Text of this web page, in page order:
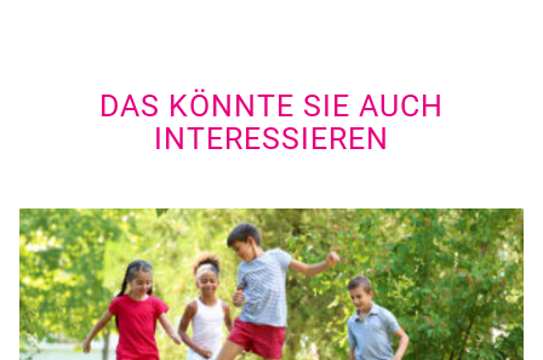
DAS KÖNNTE SIE AUCH
INTERESSIEREN